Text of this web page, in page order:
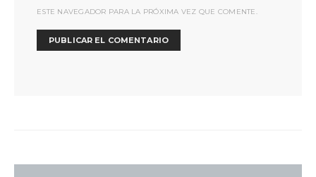
ESTE NAVEGADOR PARA LA PRÓXIMA VEZ QUE COMENTE.